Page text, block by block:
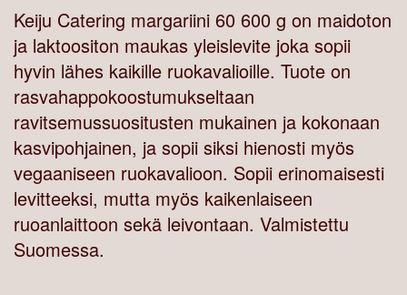
Keiju Catering margariini 60 600 g on maidoton
ja laktoositon maukas yleislevite joka sopii
hyvin lähes kaikille ruokavalioille. Tuote on
rasvahappokoostumukseltaan
ravitsemussuositusten mukainen ja kokonaan
kasvipohjainen, ja sopii siksi hienosti myös
vegaaniseen ruokavalioon. Sopii erinomaisesti
levitteeksi, mutta myös kaikenlaiseen
ruoanlaittoon sekä leivontaan. Valmistettu
Suomessa.